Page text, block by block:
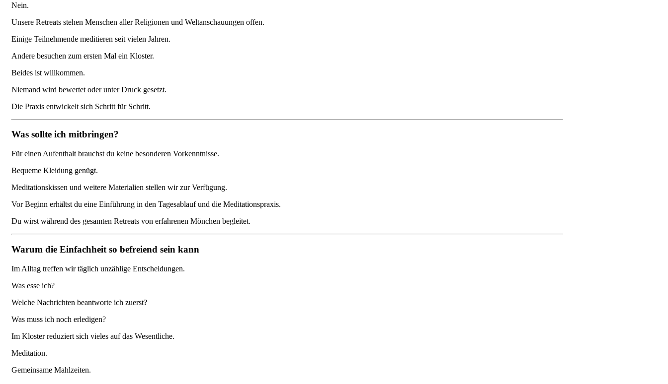
Nein.
Unsere Retreats stehen Menschen aller Religionen und Weltanschauungen offen.
Einige Teilnehmende meditieren seit vielen Jahren.
Andere besuchen zum ersten Mal ein Kloster.
Beides ist willkommen.
Niemand wird bewertet oder unter Druck gesetzt.
Die Praxis entwickelt sich Schritt für Schritt.
Was sollte ich mitbringen?
Für einen Aufenthalt brauchst du keine besonderen Vorkenntnisse.
Bequeme Kleidung genügt.
Meditationskissen und weitere Materialien stellen wir zur Verfügung.
Vor Beginn erhältst du eine Einführung in den Tagesablauf und die Meditationspraxis.
Du wirst während des gesamten Retreats von erfahrenen Mönchen begleitet.
Warum die Einfachheit so befreiend sein kann
Im Alltag treffen wir täglich unzählige Entscheidungen.
Was esse ich?
Welche Nachrichten beantworte ich zuerst?
Was muss ich noch erledigen?
Im Kloster reduziert sich vieles auf das Wesentliche.
Meditation.
Gemeinsame Mahlzeiten.